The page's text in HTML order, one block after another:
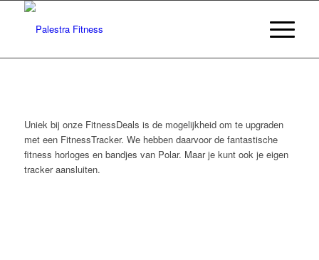
Uniek bij onze FitnessDeals is de mogelijkheid om te upgraden
met een FitnessTracker. We hebben daarvoor de fantastische
fitness horloges en bandjes van Polar. Maar je kunt ook je eigen
tracker aansluiten.